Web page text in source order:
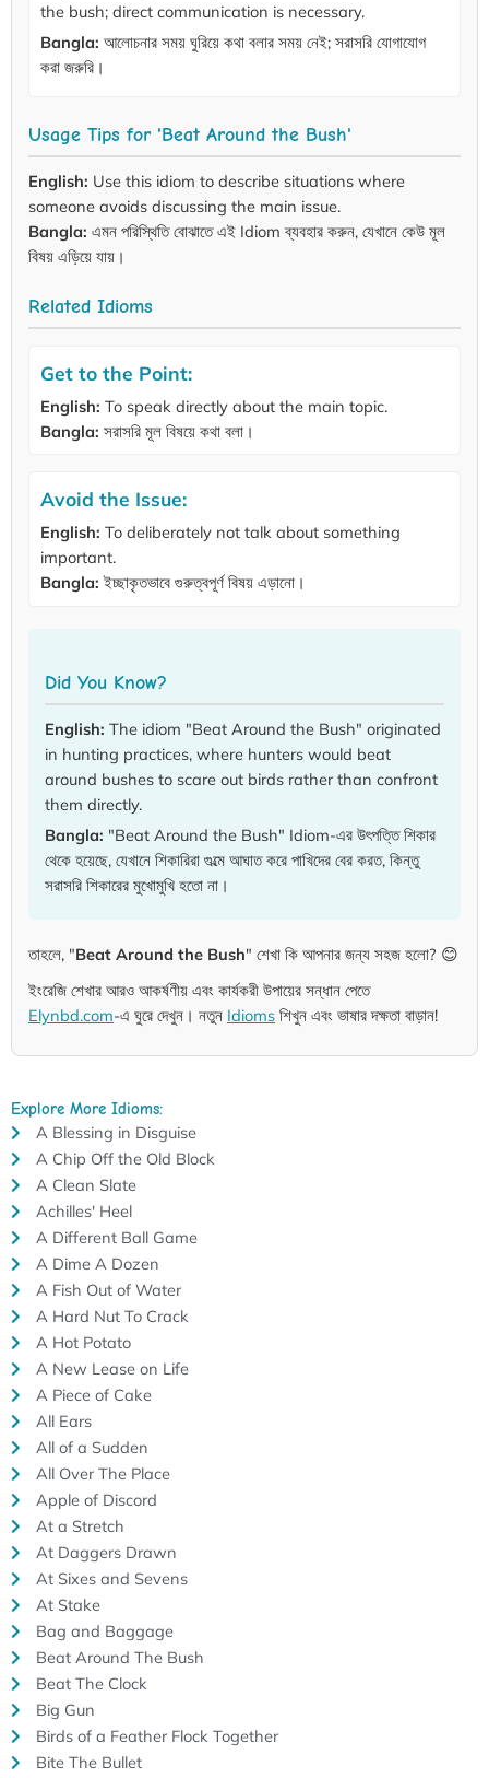
the bush; direct communication is necessary.
Bangla: আলোচনার সময় ঘুরিয়ে কথা বলার সময় নেই; সরাসরি যোগাযোগ
করা জরুরি।
Usage Tips for 'Beat Around the Bush'
English: Use this idiom to describe situations where
someone avoids discussing the main issue.
Bangla: এমন পরিস্থিতি বোঝাতে এই Idiom ব্যবহার করুন, যেখানে কেউ মূল
বিষয় এড়িয়ে যায়।
Related Idioms
Get to the Point:
English: To speak directly about the main topic.
Bangla: সরাসরি মূল বিষয়ে কথা বলা।
Avoid the Issue:
English: To deliberately not talk about something
important.
Bangla: ইচ্ছাকৃতভাবে গুরুত্বপূর্ণ বিষয় এড়ানো।
Did You Know?
English: The idiom "Beat Around the Bush" originated
in hunting practices, where hunters would beat
around bushes to scare out birds rather than confront
them directly.
Bangla: "Beat Around the Bush" Idiom-এর উৎপত্তি শিকার
থেকে হয়েছে, যেখানে শিকারিরা গুল্মে আঘাত করে পাখিদের বের করত, কিন্তু
সরাসরি শিকারের মুখোমুখি হতো না।
তাহলে, "Beat Around the Bush" শেখা কি আপনার জন্য সহজ হলো? 😊
ইংরেজি শেখার আরও আকর্ষণীয় এবং কার্যকরী উপায়ের সন্ধান পেতে
Elynbd.com-এ ঘুরে দেখুন। নতুন Idioms শিখুন এবং ভাষার দক্ষতা বাড়ান!
Explore More Idioms:
A Blessing in Disguise
A Chip Off the Old Block
A Clean Slate
Achilles' Heel
A Different Ball Game
A Dime A Dozen
A Fish Out of Water
A Hard Nut To Crack
A Hot Potato
A New Lease on Life
A Piece of Cake
All Ears
All of a Sudden
All Over The Place
Apple of Discord
At a Stretch
At Daggers Drawn
At Sixes and Sevens
At Stake
Bag and Baggage
Beat Around The Bush
Beat The Clock
Big Gun
Birds of a Feather Flock Together
Bite The Bullet